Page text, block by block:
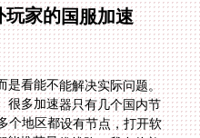
家的国服加速
是看能不能解决实际问题。
很多加速器只有几个国内节
个地区都设有节点，打开软
你的位置，智能推荐最优线路。我在伦敦
我最近的欧洲回国节点，延迟直接从
。其次是平台兼容性——海外玩家通
手机玩《一念逍遥》，电脑玩《召唤与合